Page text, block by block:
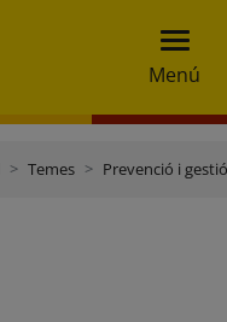
Menú
Temes Prevenció i